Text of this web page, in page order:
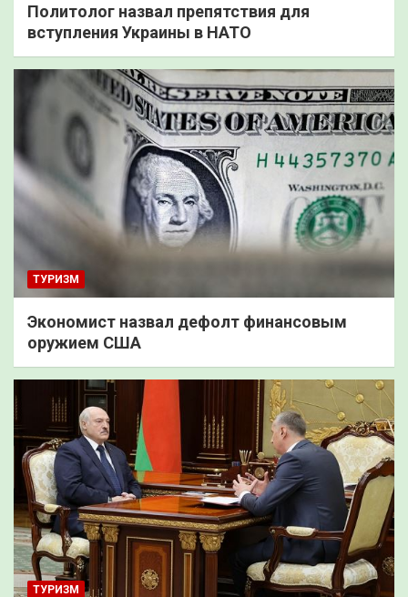
Политолог назвал препятствия для
вступления Украины в НАТО
ТУРИЗМ
Экономист назвал дефолт финансовым
оружием США
ТУРИЗМ